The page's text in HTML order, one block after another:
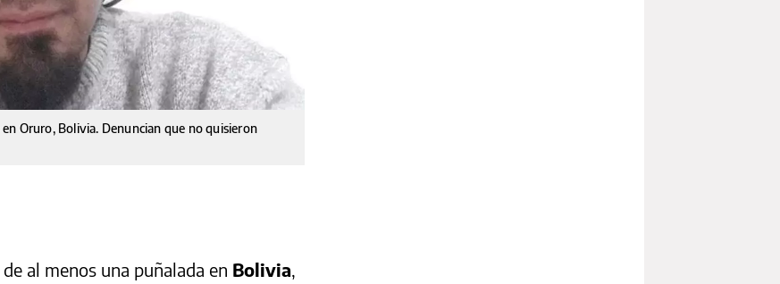
Oruro, Bolivia. Denuncian que no quisieron
al menos una puñalada en Bolivia,